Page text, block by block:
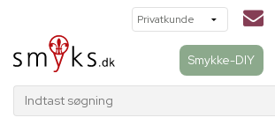
Smykke-DIY
Indtast søgning